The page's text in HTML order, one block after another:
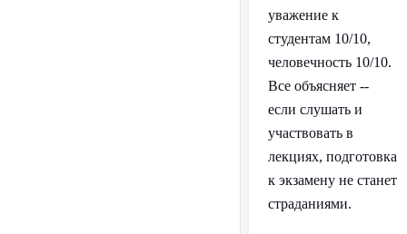
уважение к
студентам 10/10,
человечность 10/10.
Все объясняет --
если слушать и
участвовать в
лекциях, подготовка
к экзамену не станет
страданиями.